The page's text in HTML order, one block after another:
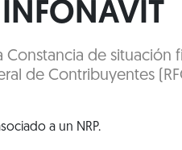
de situación
de Contribuyentes
a un NRP.